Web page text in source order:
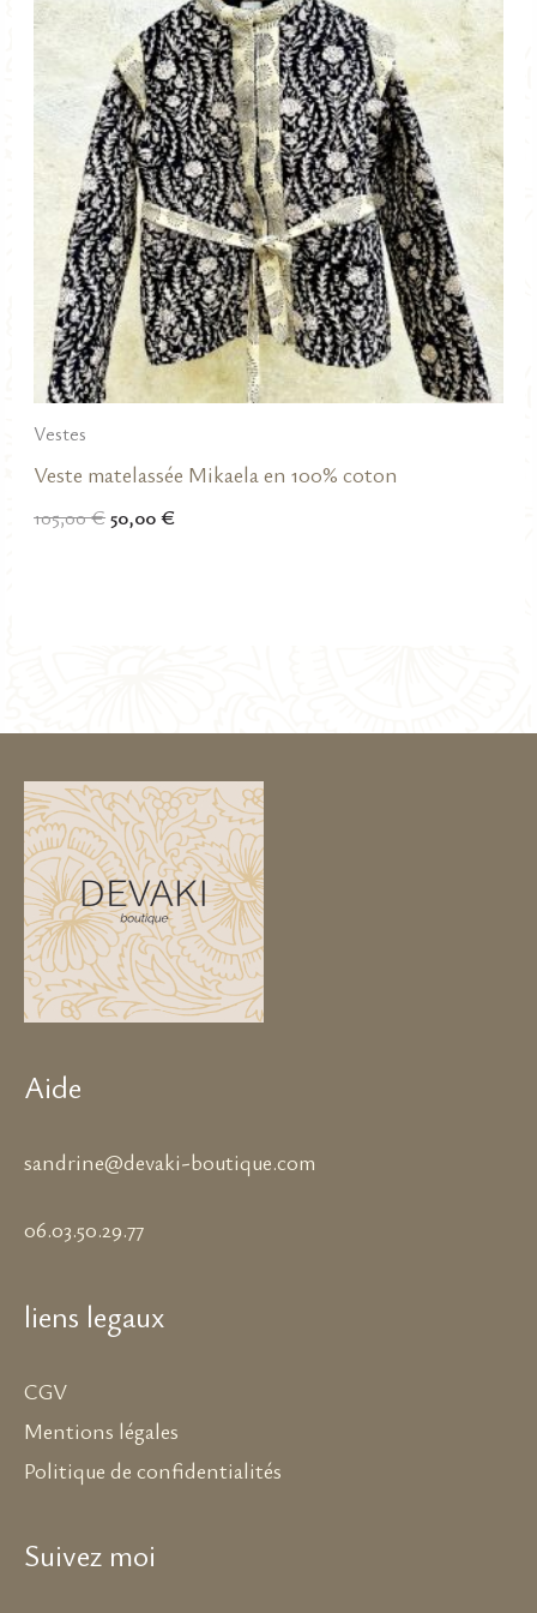
Vestes
Veste matelassée Mikaela en 100% coton
105,00€Le
50,00€Le
Aide
sandrine@devaki-boutique.com
06.03.50.29.77
liens legaux
CGV
Mentions légales
Politique de confidentialités
Suivez moi